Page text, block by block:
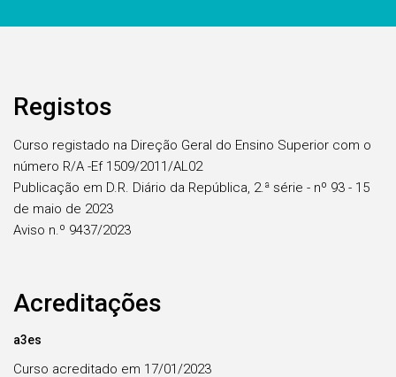
Registos
Curso registado na Direção Geral do Ensino Superior com o
número R/A -Ef 1509/2011/AL02
Publicação em D.R. Diário da República, 2.ª série - nº 93 - 15
de maio de 2023
Aviso n.º 9437/2023
Acreditações
a3es
Curso acreditado em 17/01/2023